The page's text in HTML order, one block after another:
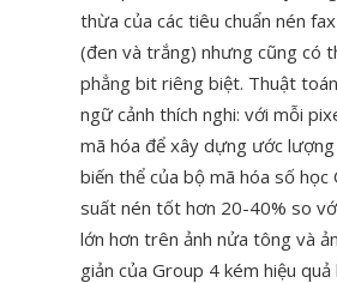
thừa của các tiêu chuẩn nén
(đen và trắng) nhưng cũng có
phẳng bit riêng biệt. Thuật
ngữ cảnh thích nghi: với mỗi
mã hóa để xây dựng ước
biến thể của bộ mã hóa số học
suất nén tốt hơn 20-40% so
lớn hơn trên ảnh nửa tông và
giản của Group 4 kém hiệu